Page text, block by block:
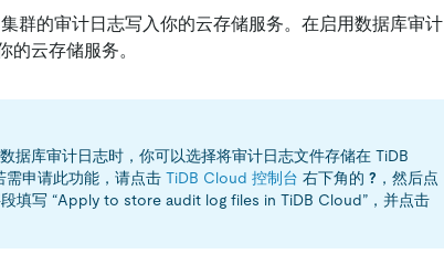
群的审计日志写入你的云存储服务。在启用数据库审计
云存储服务。
据库审计日志时，你可以选择将审计日志文件存储在 TiDB
申请此功能，请点击 TiDB Cloud 控制台 右下角的 ? ，然后点
填写 “Apply to store audit log files in TiDB Cloud”，并点击